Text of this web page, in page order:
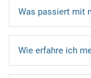
Was passiert mit
Wie erfahre ich